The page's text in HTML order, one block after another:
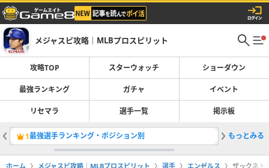
メジャスピ攻略｜MLBプロスピリット
攻略TOP スターウォッチ ショーダウン
最強ランキング ガチャ イベント
リセマラ 選手一覧 掲示板
1最強選手ランキング・ポジション別 2ガチャ
もっとみる
ホーム メジャスピ攻略｜MLBプロスピリット 選手 エンゼルス ザックネト